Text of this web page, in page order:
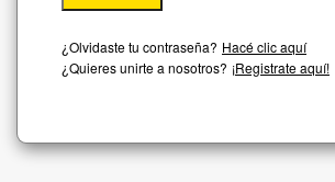
¿Olvidaste tu contraseña? Hacé clic aquí
¿Quieres unirte a nosotros? ¡Registrate aquí!